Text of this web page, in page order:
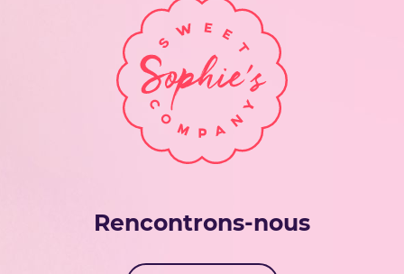
Rencontrons-nous